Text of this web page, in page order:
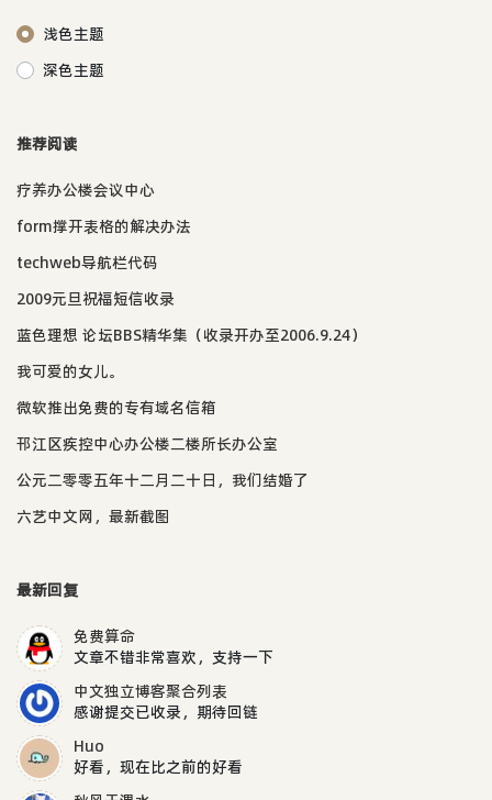
浅色主题
深色主题
推荐阅读
疗养办公楼会议中心
form撑开表格的解决办法
techweb导航栏代码
2009元旦祝福短信收录
蓝色理想 论坛BBS精华集（收录开办至2006.9.24）
我可爱的女儿。
微软推出免费的专有域名信箱
邗江区疾控中心办公楼二楼所长办公室
公元二零零五年十二月二十日，我们结婚了
六艺中文网，最新截图
最新回复
免费算命
文章不错非常喜欢，支持一下
中文独立博客聚合列表
感谢提交已收录，期待回链
Huo
好看，现在比之前的好看